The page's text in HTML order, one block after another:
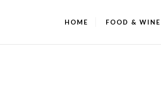
HOME FOOD & WINE